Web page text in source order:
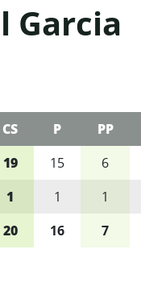
Garcia
CS P PP
19 15 6
1 1 1
20 16 7